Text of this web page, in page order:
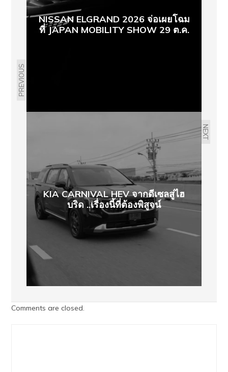
PREVIOUS
NISSAN ELGRAND 2026 จ่อเผยโฉม
ที่ JAPAN MOBILITY SHOW 29 ต.ค.
NEXT
KIA CARNIVAL HEV จากดีเซลสู่ไฮ
บริด ..​เรื่องนี้ที่ต้องพิสูจน์
Comments are closed.